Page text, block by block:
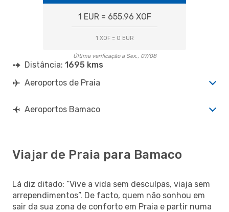
1 EUR = 655.96 XOF
1 XOF = 0 EUR
Última verificação a Sex., 07/08
Distância: 1695 kms
Aeroportos de Praia
Aeroportos Bamaco
Viajar de Praia para Bamaco
Lá diz ditado: “Vive a vida sem desculpas, viaja sem
arrependimentos”. De facto, quem não sonhou em
sair da sua zona de conforto em Praia e partir numa